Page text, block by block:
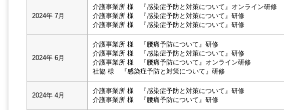
2024年 7月
介護事業所 様 『感染症予防と対策について』オンライン研修
介護事業所 様 『感染症予防と対策について』研修
介護事業所 様 『感染症予防と対策について』研修
2024年 6月
介護事業所 様 『腰痛予防について』研修
介護事業所 様 『感染症予防と対策について』研修
介護事業所 様 『腰痛予防について』オンライン研修
社協 様 『感染症予防と対策について』研修
2024年 4月
介護事業所 様 『感染症予防と対策について』研修
介護事業所 様 『腰痛予防について』研修